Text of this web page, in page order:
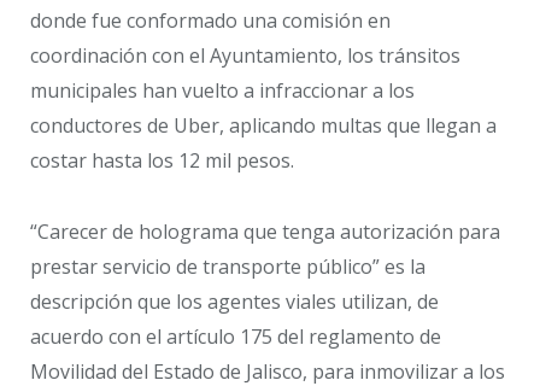
donde fue conformado una comisión en
coordinación con el Ayuntamiento, los tránsitos
municipales han vuelto a infraccionar a los
conductores de Uber, aplicando multas que llegan a
costar hasta los 12 mil pesos.
“Carecer de holograma que tenga autorización para
prestar servicio de transporte público” es la
descripción que los agentes viales utilizan, de
acuerdo con el artículo 175 del reglamento de
Movilidad del Estado de Jalisco, para inmovilizar a los